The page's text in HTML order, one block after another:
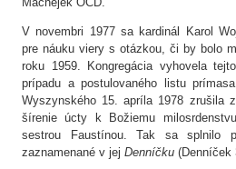
V novembri 1977 sa kardinál Karol
pre náuku viery s otázkou, či by bolo
roku 1959. Kongregácia vyhovela
prípadu a postulovaného listu
Wyszynského 15. apríla 1978 zrušila
šírenie úcty k Božiemu
sestrou Faustínou. Tak sa splnilo
zaznamenané v jej Denníčku (Denníček